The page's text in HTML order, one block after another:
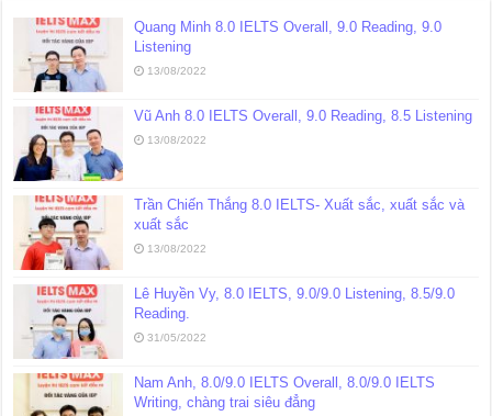
Quang Minh 8.0 IELTS Overall, 9.0 Reading, 9.0
Listening
13/08/2022
Vũ Anh 8.0 IELTS Overall, 9.0 Reading, 8.5 Listening
13/08/2022
Trần Chiến Thắng 8.0 IELTS- Xuất sắc, xuất sắc và
xuất sắc
13/08/2022
Lê Huyền Vy, 8.0 IELTS, 9.0/9.0 Listening, 8.5/9.0
Reading.
31/05/2022
Nam Anh, 8.0/9.0 IELTS Overall, 8.0/9.0 IELTS
Writing, chàng trai siêu đẳng